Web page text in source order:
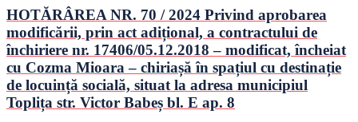
HOTĂRÂREA NR. 70 / 2024 Privind aprobarea
modificării, prin act adițional, a contractului de
închiriere nr. 17406/05.12.2018 – modificat, încheiat
cu Cozma Mioara – chiriașă în spațiul cu destinație
de locuință socială, situat la adresa municipiul
Toplița str. Victor Babeș bl. E ap. 8